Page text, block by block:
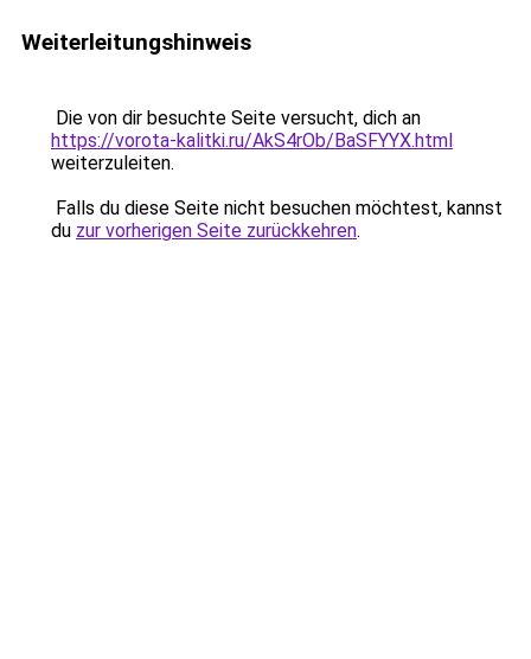
Weiterleitungshinweis
Die von dir besuchte Seite versucht, dich an
https://vorota-kalitki.ru/AkS4rOb/BaSFYYX.html
weiterzuleiten.
Falls du diese Seite nicht besuchen möchtest, kannst
du zur vorherigen Seite zurückkehren.